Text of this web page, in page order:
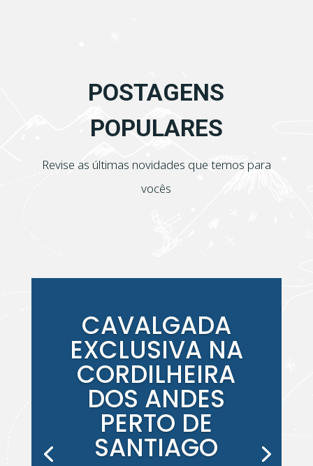
POSTAGENS
POPULARES
Revise as últimas novidades que temos para
vocês
CAVALGADA
EXCLUSIVA NA
CORDILHEIRA
DOS ANDES
PERTO DE
SANTIAGO